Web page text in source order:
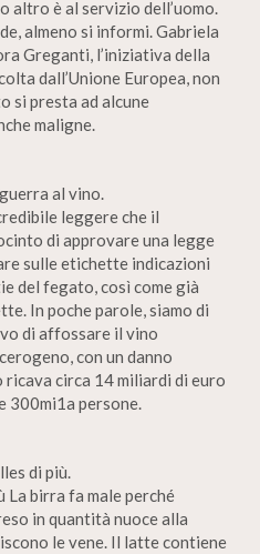
altro è al servizio dell’uomo.
almeno si informi. Gabriela
Greganti, l’iniziativa della
dall’Unione Europea, non
si presta ad alcune
maligne.
al vino.
leggere che il
di approvare una legge
sulle etichette indicazioni
del fegato, così come già
In poche parole, siamo di
di affossare il vino
con un danno
ricava circa 14 miliardi di euro
300mi1a persone.
di più.
La birra fa male perché
in quantità nuoce alla
le vene. Il latte contiene